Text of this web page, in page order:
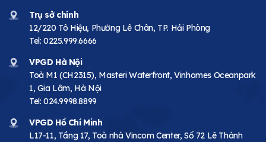
Trụ sở chính
12/220 Tô Hiệu, Phường Lê Chân, TP. Hải Phòng
Tel: 0225.999.6666
VPGD Hà Nội
Toà M1 (CH2315), Masteri Waterfront, Vinhomes Oceanpark
1, Gia Lâm, Hà Nội
Tel: 024.9998.8899
VPGD Hồ Chí Minh
L17-11, Tầng 17, Toà nhà Vincom Center, Số 72 Lê Thánh